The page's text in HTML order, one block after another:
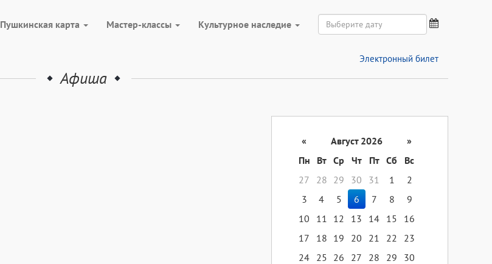
Пушкинская карта Мастер-классы Культурное наследие
Электронный билет
Афиша
« Август 2026
»
Пн
Вт Ср Чт Пт Сб
Вс
27
28 29 30 31 1
2
3
4 5 6 7 8
9
10
11 12 13 14 15
16
17
18 19 20 21 22
23
24 25 26 27 28 29
30